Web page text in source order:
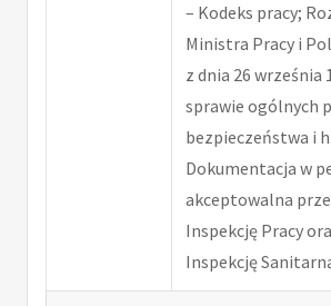
– Kodeks pracy;
Ministra Pracy i
z dnia 26 września
sprawie ogólnych
bezpieczeństwa i
Dokumentacja w
akceptowalna
Inspekcję Pracy
Inspekcję